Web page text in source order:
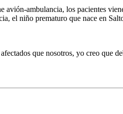
avión-ambulancia, los pacientes
el niño prematuro que nace en
que nosotros, yo creo que